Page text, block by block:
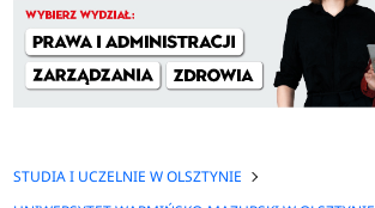
STUDIA I UCZELNIE W OLSZTYNIE